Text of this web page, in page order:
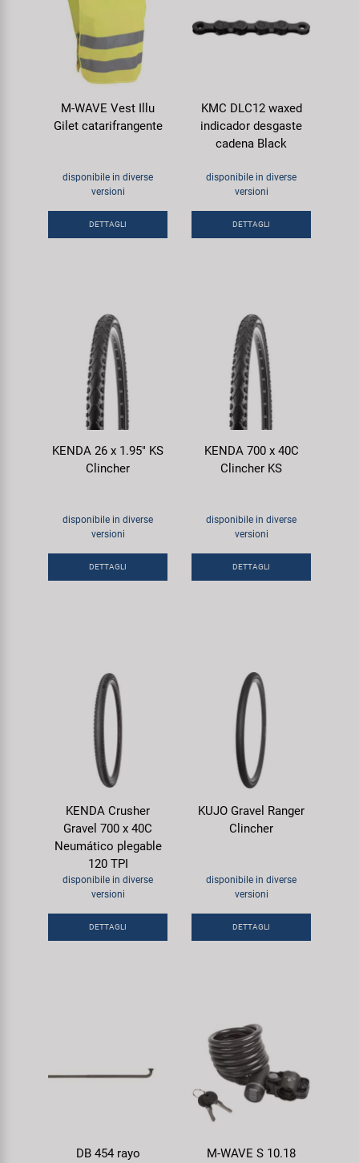
M-WAVE Vest Illu
Gilet catarifrangente
disponibile in diverse
versioni
DETTAGLI
KMC DLC12 waxed
indicador desgaste
cadena Black
disponibile in diverse
versioni
DETTAGLI
KENDA 26 x 1.95" KS
Clincher
disponibile in diverse
versioni
DETTAGLI
KENDA 700 x 40C
Clincher KS
disponibile in diverse
versioni
DETTAGLI
KENDA Crusher
Gravel 700 x 40C
Neumático plegable
120 TPI
disponibile in diverse
versioni
DETTAGLI
KUJO Gravel Ranger
Clincher
disponibile in diverse
versioni
DETTAGLI
DB 454 rayo
M-WAVE S 10.18